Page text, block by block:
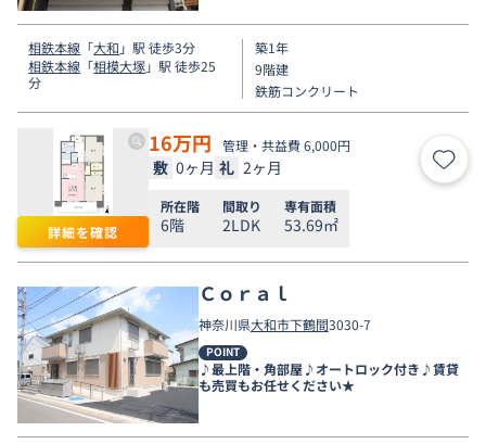
相鉄本線 「大和 」駅 徒歩3分
相鉄本線 「相模大塚」駅 徒歩25
分
築1年
9階建
鉄筋コンクリート
詳細を確認
16万円 管理・共益費 6,000円
敷 0ヶ月 礼 2ヶ月 お気
所在階
6階
間取り
2LDK
専有面積
53.69㎡
Ｃｏｒａｌ
神奈川県大和市下鶴間3030-7
POINT
♪最上階・角部屋♪オートロック付き♪賃貸
も売買もお任せください★